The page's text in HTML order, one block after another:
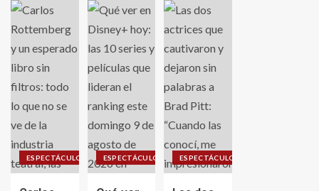
ESPECTÁCULO ESPECTÁCULO ESPECTÁCULO